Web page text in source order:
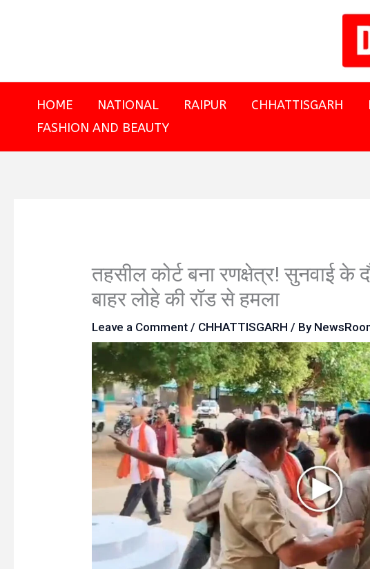
HOME NATIONAL RAIPUR CHHATTISGARH
FASHION AND BEAUTY
तहसील कोर्ट बना रणक्षेत्र! सुनवाई के
बाहर लोहे की रॉड से हमला
Leave a Comment / CHHATTISGARH / By